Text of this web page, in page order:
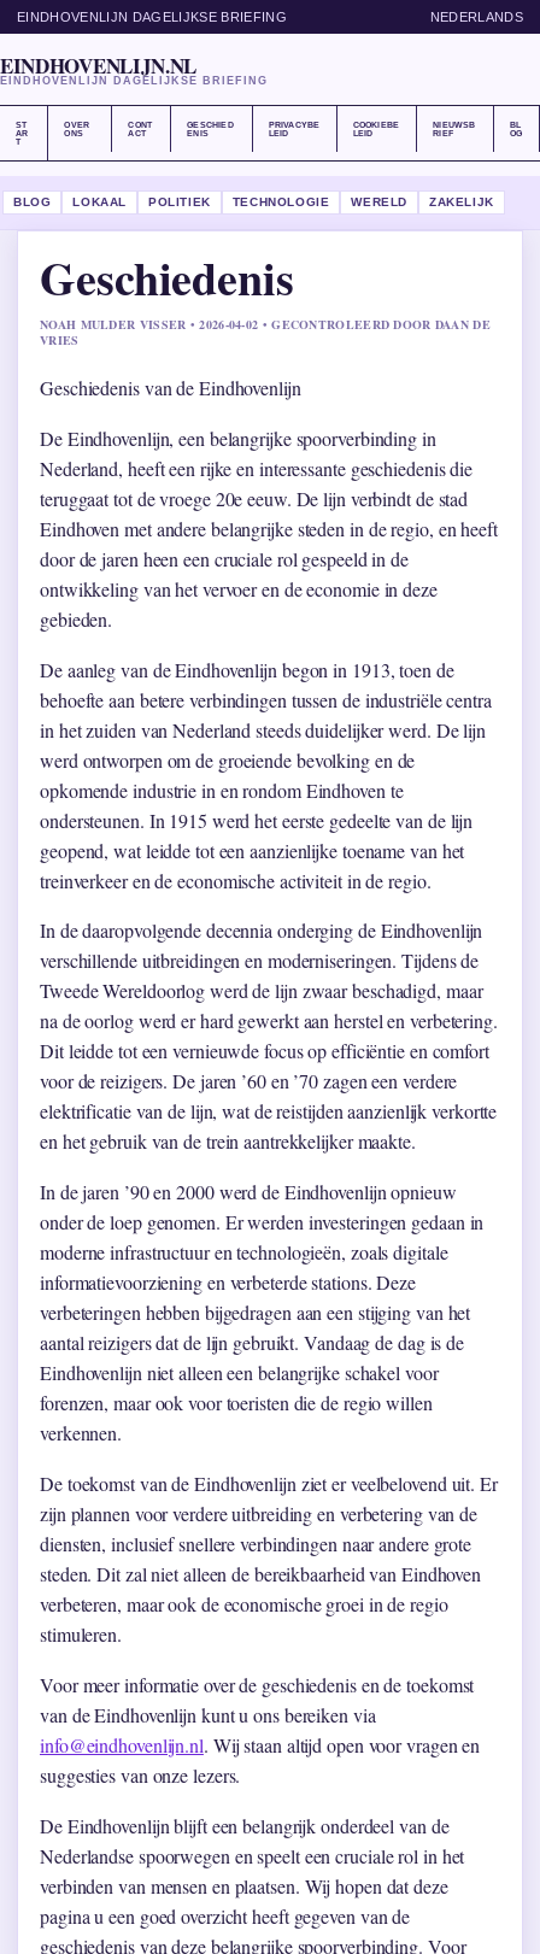
EINDHOVENLIJN DAGELIJKSE BRIEFING NEDERLANDS
EINDHOVENLIJN.NL
EINDHOVENLIJN DAGELIJKSE BRIEFING
ST
AR
T
OVER
ONS
CONT
ACT
GESCHIED
ENIS
PRIVACYBE
LEID
COOKIEBE
LEID
NIEUWSB
RIEF
BL
OG
BLOG LOKAAL POLITIEK TECHNOLOGIE WERELD ZAKELIJK
Geschiedenis
NOAH MULDER VISSER • 2026-04-02 • GECONTROLEERD DOOR DAAN DE
VRIES
Geschiedenis van de Eindhovenlijn
De Eindhovenlijn, een belangrijke spoorverbinding in
Nederland, heeft een rijke en interessante geschiedenis die
teruggaat tot de vroege 20e eeuw. De lijn verbindt de stad
Eindhoven met andere belangrijke steden in de regio, en heeft
door de jaren heen een cruciale rol gespeeld in de
ontwikkeling van het vervoer en de economie in deze
gebieden.
De aanleg van de Eindhovenlijn begon in 1913, toen de
behoefte aan betere verbindingen tussen de industriële centra
in het zuiden van Nederland steeds duidelijker werd. De lijn
werd ontworpen om de groeiende bevolking en de
opkomende industrie in en rondom Eindhoven te
ondersteunen. In 1915 werd het eerste gedeelte van de lijn
geopend, wat leidde tot een aanzienlijke toename van het
treinverkeer en de economische activiteit in de regio.
In de daaropvolgende decennia onderging de Eindhovenlijn
verschillende uitbreidingen en moderniseringen. Tijdens de
Tweede Wereldoorlog werd de lijn zwaar beschadigd, maar
na de oorlog werd er hard gewerkt aan herstel en verbetering.
Dit leidde tot een vernieuwde focus op efficiëntie en comfort
voor de reizigers. De jaren ’60 en ’70 zagen een verdere
elektrificatie van de lijn, wat de reistijden aanzienlijk verkortte
en het gebruik van de trein aantrekkelijker maakte.
In de jaren ’90 en 2000 werd de Eindhovenlijn opnieuw
onder de loep genomen. Er werden investeringen gedaan in
moderne infrastructuur en technologieën, zoals digitale
informatievoorziening en verbeterde stations. Deze
verbeteringen hebben bijgedragen aan een stijging van het
aantal reizigers dat de lijn gebruikt. Vandaag de dag is de
Eindhovenlijn niet alleen een belangrijke schakel voor
forenzen, maar ook voor toeristen die de regio willen
verkennen.
De toekomst van de Eindhovenlijn ziet er veelbelovend uit. Er
zijn plannen voor verdere uitbreiding en verbetering van de
diensten, inclusief snellere verbindingen naar andere grote
steden. Dit zal niet alleen de bereikbaarheid van Eindhoven
verbeteren, maar ook de economische groei in de regio
stimuleren.
Voor meer informatie over de geschiedenis en de toekomst
van de Eindhovenlijn kunt u ons bereiken via
info@eindhovenlijn.nl. Wij staan altijd open voor vragen en
suggesties van onze lezers.
De Eindhovenlijn blijft een belangrijk onderdeel van de
Nederlandse spoorwegen en speelt een cruciale rol in het
verbinden van mensen en plaatsen. Wij hopen dat deze
pagina u een goed overzicht heeft gegeven van de
geschiedenis van deze belangrijke spoorverbinding. Voor